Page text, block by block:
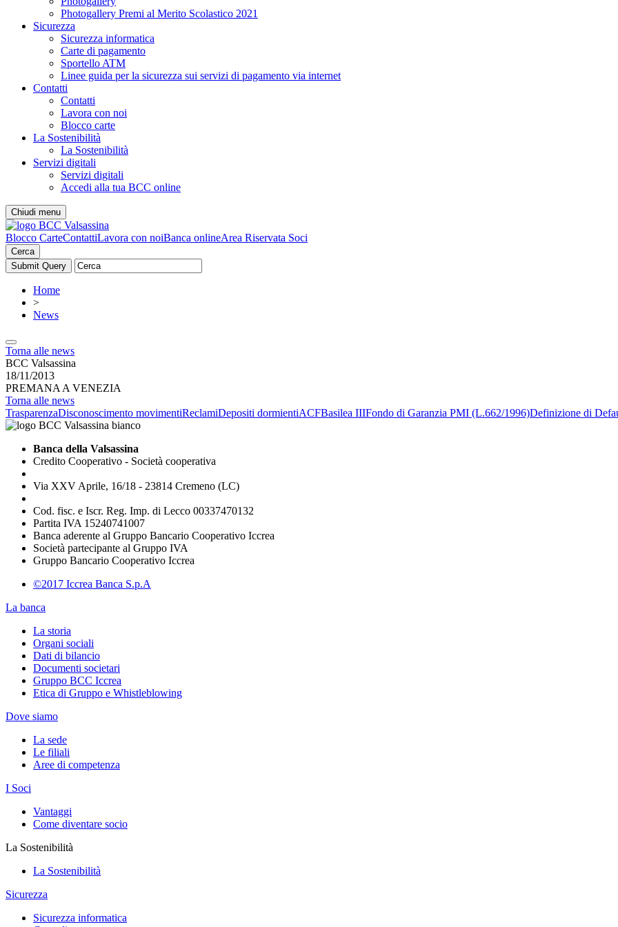
Photogallery Premi al Merito Scolastico 2021
Sicurezza
Sicurezza informatica
Carte di pagamento
Sportello ATM
Linee guida per la sicurezza sui servizi di pagamento via internet
Contatti
Contatti
Lavora con noi
Blocco carte
La Sostenibilità
La Sostenibilità
Servizi digitali
Servizi digitali
Accedi alla tua BCC online
Chiudi menu
Blocco CarteContattiLavora con noiBanca onlineArea Riservata Soci
Cerca
Home
>
News
Torna alle news
BCC Valsassina
18/11/2013
PREMANA A VENEZIA
Torna alle news
TrasparenzaDisconoscimento movimentiReclamiDepositi dormientiACFBasilea IIIFondo di Garanzia PMI (L.662/1996)Definizione di
Banca della Valsassina
Credito Cooperativo - Società cooperativa
Via XXV Aprile, 16/18 - 23814 Cremeno (LC)
Cod. fisc. e Iscr. Reg. Imp. di Lecco 00337470132
Partita IVA 15240741007
Banca aderente al Gruppo Bancario Cooperativo Iccrea
Società partecipante al Gruppo IVA
Gruppo Bancario Cooperativo Iccrea
©2017 Iccrea Banca S.p.A
La banca
La storia
Organi sociali
Dati di bilancio
Documenti societari
Gruppo BCC Iccrea
Etica di Gruppo e Whistleblowing
Dove siamo
La sede
Le filiali
Aree di competenza
I Soci
Vantaggi
Come diventare socio
La Sostenibilità
La Sostenibilità
Sicurezza
Sicurezza informatica